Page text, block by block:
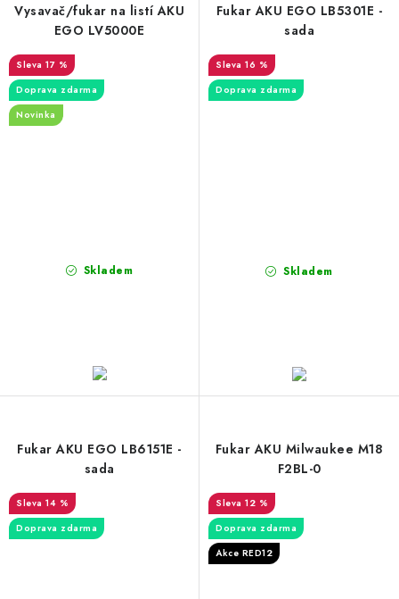
Vysavač/fukar na listí AKU
EGO LV5000E
17 %
Doprava zdarma
Novinka
Skladem
Fukar AKU EGO LB5301E -
sada
16 %
Doprava zdarma
Skladem
Fukar AKU EGO LB6151E -
sada
14 %
Doprava zdarma
Fukar AKU Milwaukee M18
F2BL-0
12 %
Doprava zdarma
Akce RED12